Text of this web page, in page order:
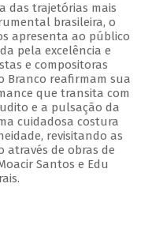
das trajetórias mais
brasileira, o
apresenta ao público
pela excelência e
e compositoras
Branco reafirmam sua
que transita com
e a pulsação da
cuidadosa costura
revisitando as
através de obras de
Santos e Edu